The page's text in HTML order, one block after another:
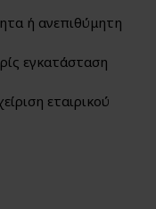
ή ανεπιθύμητη
εγκατάσταση
εταιρικού